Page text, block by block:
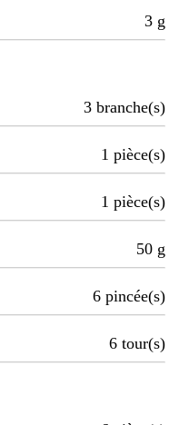
3 g
3 branche(s)
1 pièce(s)
1 pièce(s)
50 g
6 pincée(s)
6 tour(s)